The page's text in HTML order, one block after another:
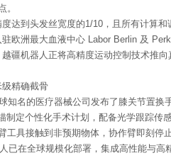
。
到头发丝宽度的1/10，且所有计算和
洲最大血液中心 Labor Berlin 及
机器人正将高精度运动控制技术推向
精确截骨
的医疗器械公司发布了膝关节置换
个性化手术计划，配备光学跟踪传感
工具接触到非预期物体，协作臂即刻停
在全球规模化部署，集成高性能与高